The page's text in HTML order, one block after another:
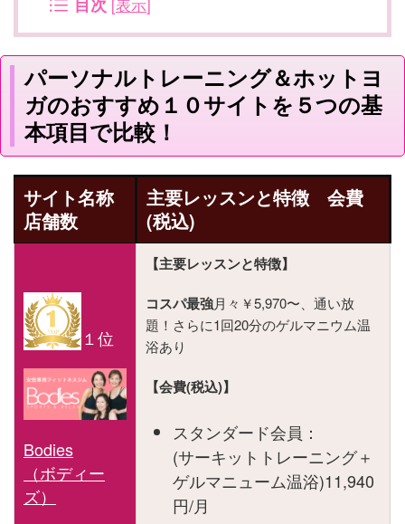
パーソナルトレーニング＆ホットヨ
ガのおすすめ１０サイトを５つの基
本項目で比較！
サイト名称
店舗数
主要レッスンと特徴 会費
(税込)
１位
Bodies
（ボディー
ズ）
【主要レッスンと特徴】
コスパ最強月々￥5,970〜、通い放
題！さらに1回20分のゲルマニウム温
浴あり
【会費(税込)】
スタンダード会員：
(サーキットトレーニング＋
ゲルマニューム温浴)11,940
円/月